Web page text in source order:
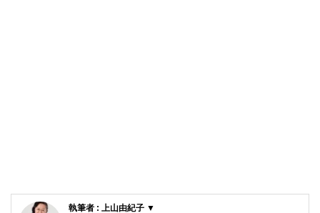
執筆者 : 上山由紀子 ▼